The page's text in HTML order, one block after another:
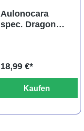
Aulonocara
spec. Dragon
18,99 €*
Kaufen